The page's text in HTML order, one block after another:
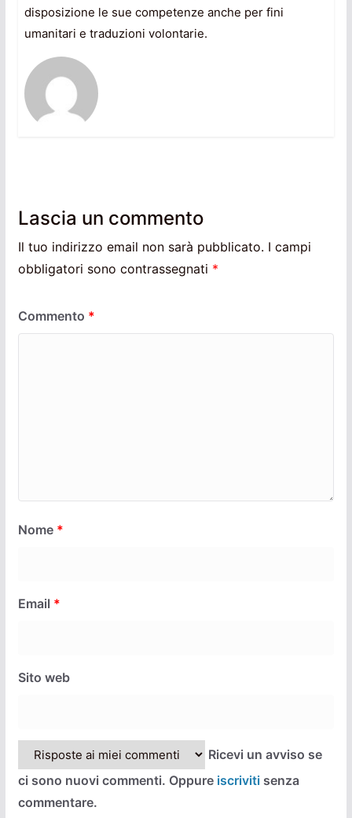
disposizione le sue competenze anche per fini
umanitari e traduzioni volontarie.
Lascia un commento
Il tuo indirizzo email non sarà pubblicato. I campi
obbligatori sono contrassegnati *
Commento *
Nome *
Email *
Sito web
Ricevi un avviso se
ci sono nuovi commenti. Oppure iscrivitisenza
commentare.